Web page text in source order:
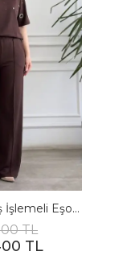
Kuş Gözü İnci Taş İşlemeli Eşofman Takımı - KAHVERENGI
TL
TL